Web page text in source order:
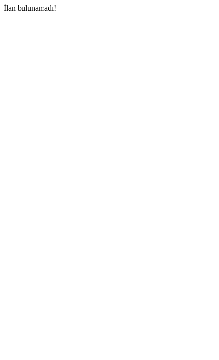
İlan bulunamadı!